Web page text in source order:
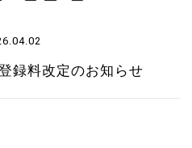
録料改定のお知らせ